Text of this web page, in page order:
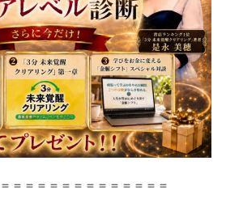
＝＝＝＝＝＝＝＝＝＝＝＝＝